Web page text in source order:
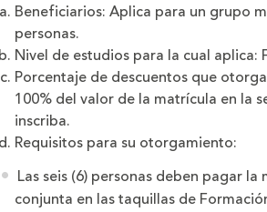
Beneficiarios: Aplica para un grupo
personas.
Nivel de estudios para la cual aplica:
Porcentaje de descuentos que
100% del valor de la matrícula en la
inscriba.
Requisitos para su otorgamiento:
Las seis (6) personas deben pagar
conjunta en las taquillas de